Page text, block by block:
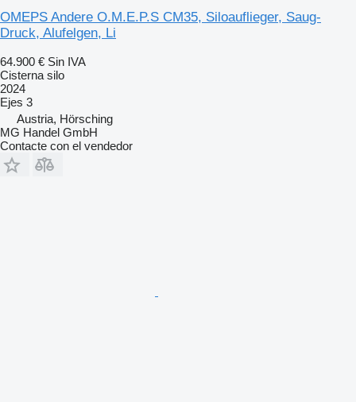
OMEPS Andere O.M.E.P.S CM35, Siloauflieger, Saug-
Druck, Alufelgen, Li
64.900 € Sin IVA
Cisterna silo
2024
Ejes 3
Austria, Hörsching
MG Handel GmbH
Contacte con el vendedor